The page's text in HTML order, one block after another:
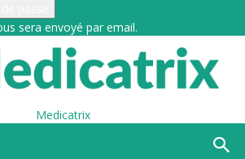
sera envoyé par email.
Medicatrix